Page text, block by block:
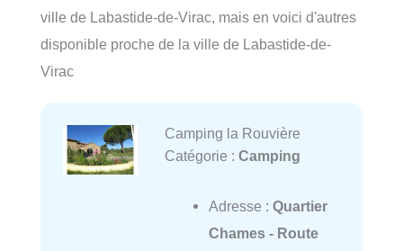
ville de Labastide-de-Virac, mais en voici d'autres
disponible proche de la ville de Labastide-de-
Virac
Camping la Rouvière
Catégorie : Camping
Adresse : Quartier
Chames - Route